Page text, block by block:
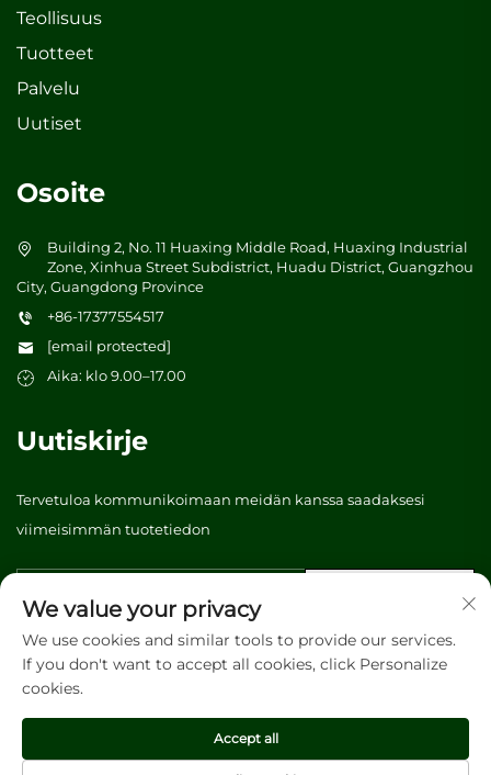
Teollisuus
Tuotteet
Palvelu
Uutiset
Osoite
Building 2, No. 11 Huaxing Middle Road, Huaxing Industrial
Zone, Xinhua Street Subdistrict, Huadu District, Guangzhou
City, Guangdong Province
+86-17377554517
[email protected]
Aika: klo 9.00–17.00
Uutiskirje
Tervetuloa kommunikoimaan meidän kanssa saadaksesi
viimeisimmän tuotetiedon
Tekijänoikeus © 2026 Vibrant tree (Guangzhou) Packaging &
Tietosuojakäytäntö
We value your privacy
We use cookies and similar tools to provide our services.
If you don't want to accept all cookies, click Personalize
cookies.
Accept all